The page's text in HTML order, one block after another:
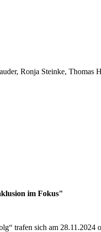
Ronja Steinke, Thomas
im Fokus"
trafen sich am 28.11.2024